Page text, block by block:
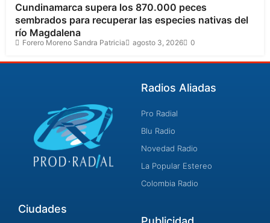
Cundinamarca supera los 870.000 peces
sembrados para recuperar las especies nativas del
río Magdalena
Forero Moreno Sandra Patricia agosto 3, 2026 0
Radios Aliadas
Pro Radial
Blu Radio
Novedad Radio
La Popular Estereo
Colombia Radio
Ciudades